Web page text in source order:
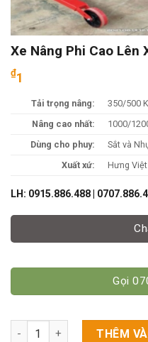
Xe Nâng Phi Cao Lên
₫1
Tải trọng nâng:
350/500
Nâng cao nhất:
1000/
Dùng cho phuy:
Sắt và
Xuất xứ:
Hưng Việt
LH: 0915.886.488
Gọi
Xe Nâng Phi Cao Lên Xe
THÊM